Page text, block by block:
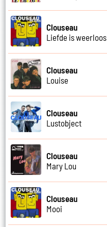
Clouseau
Liefde is weerloos
Clouseau
Louise
Clouseau
Lustobject
Clouseau
Mary Lou
Clouseau
Mooi